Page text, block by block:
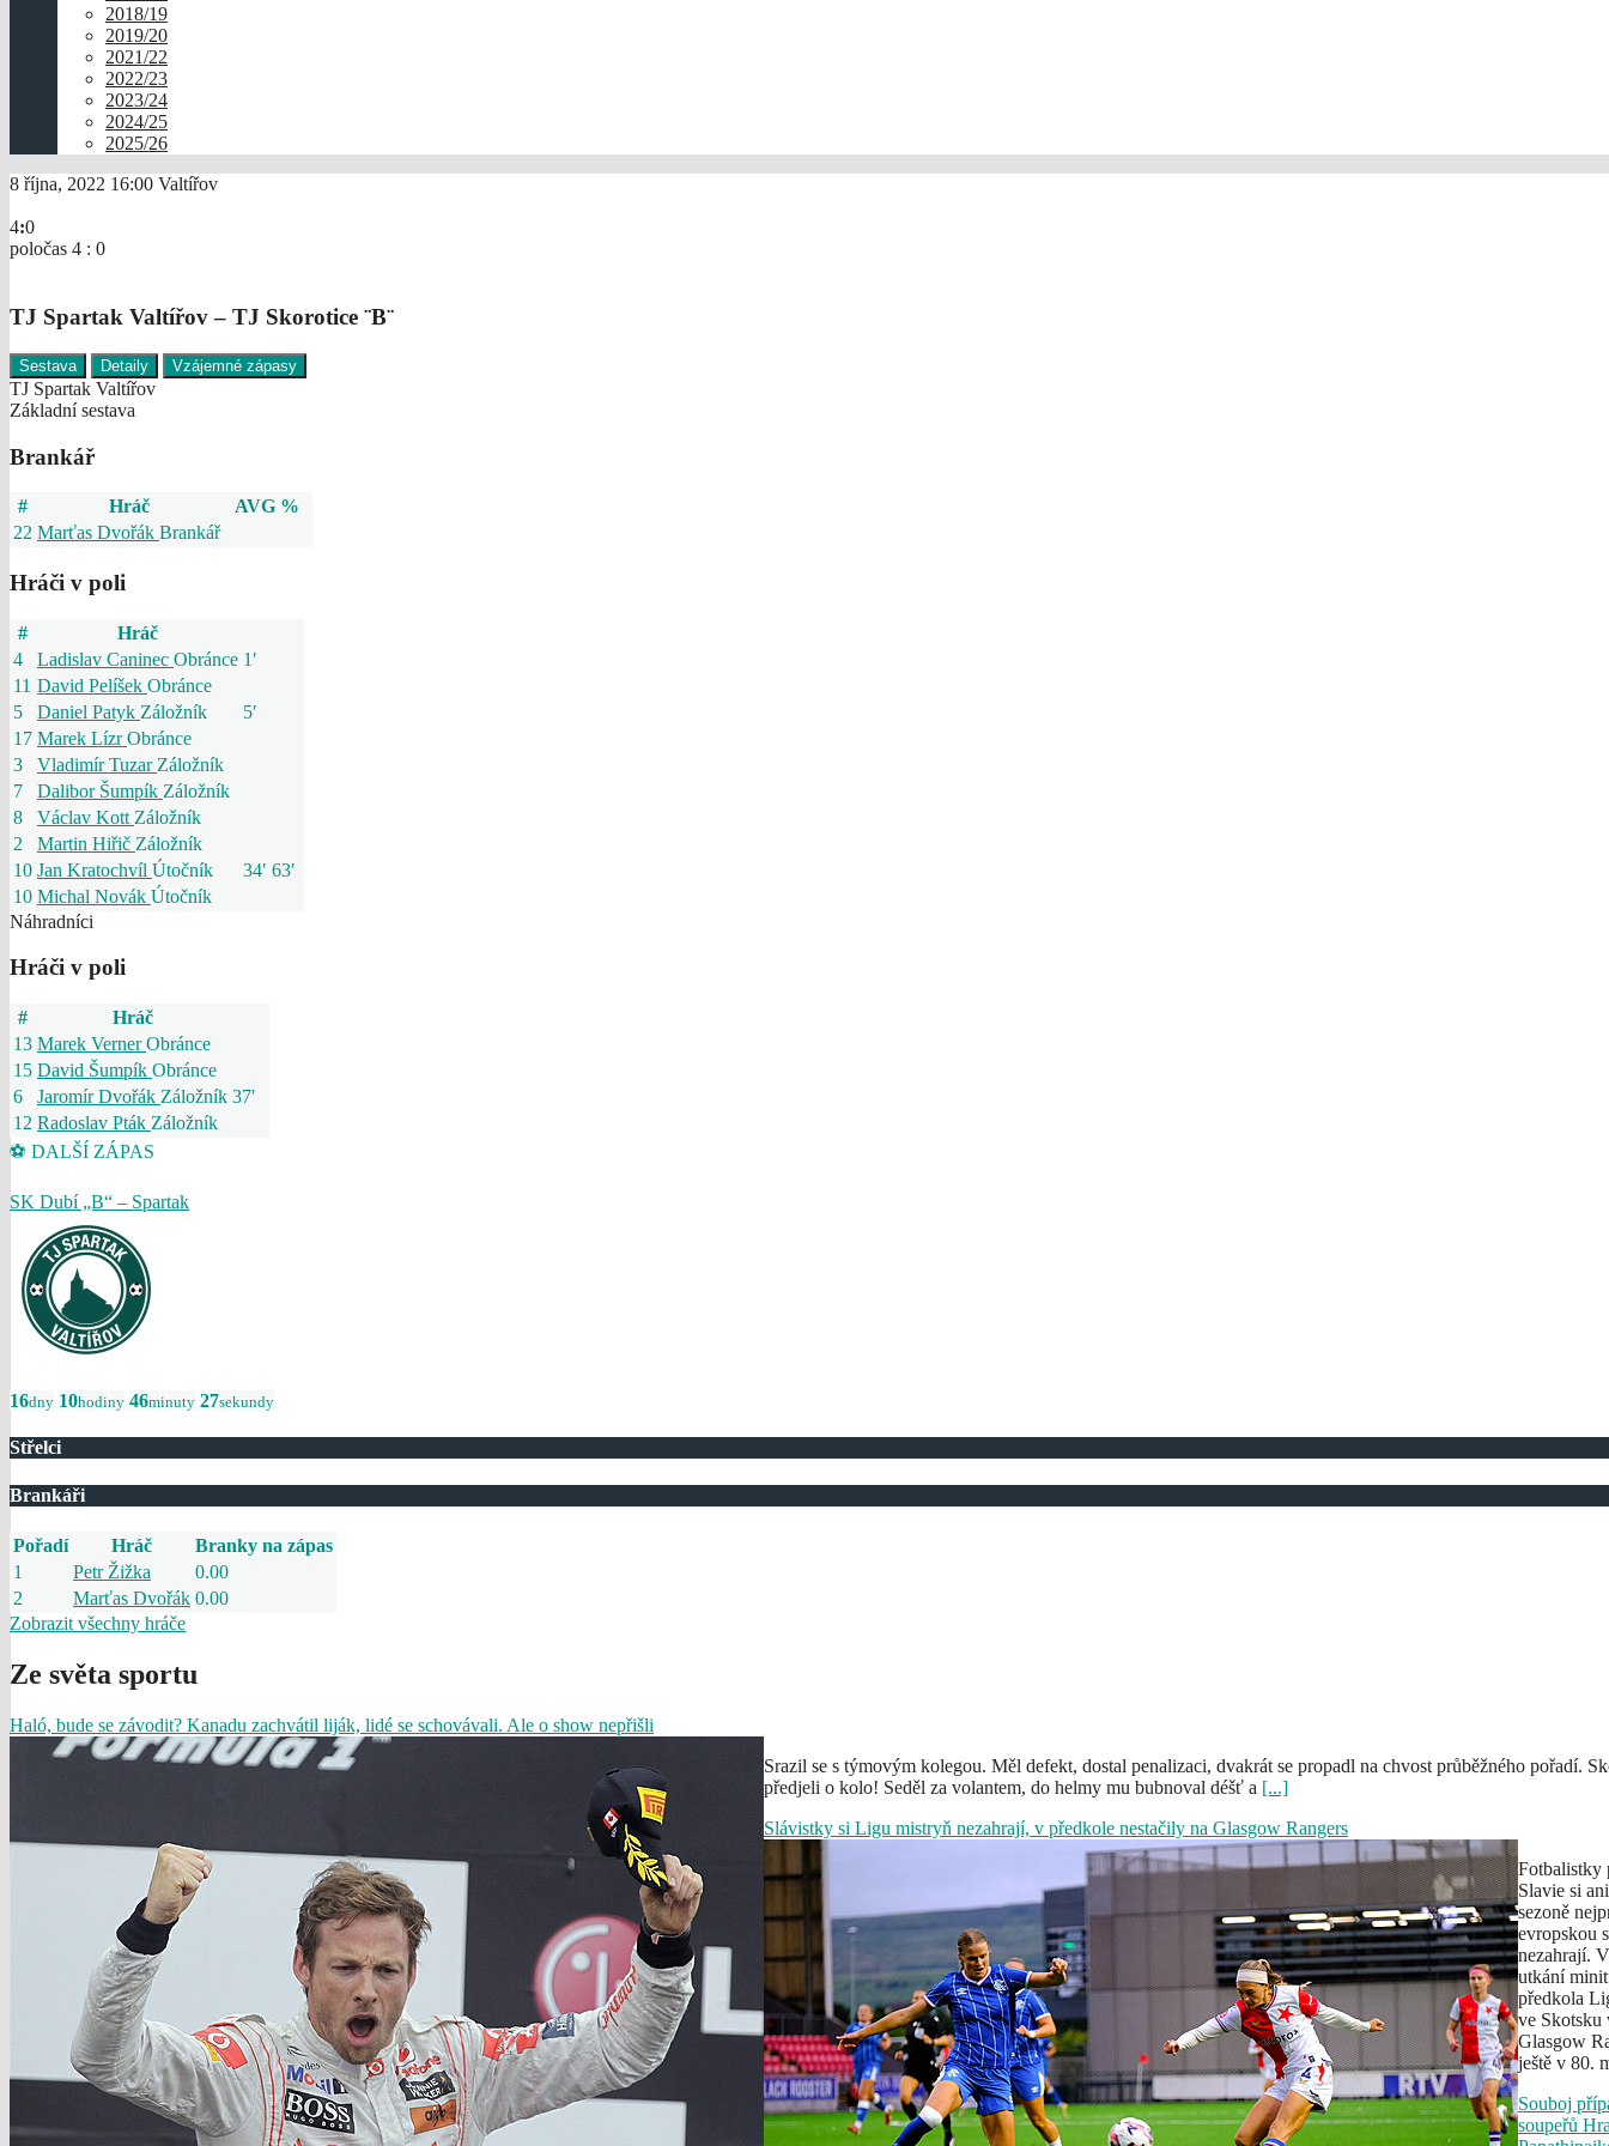
2018/19
2019/20
2021/22
2022/23
2023/24
2024/25
2025/26
8 října, 2022 16:00 Valtířov
4:0
poločas 4 : 0
TJ Spartak Valtířov – TJ Skorotice ¨B¨
Sestava Detaily Vzájemné zápasy
TJ Spartak Valtířov
Základní sestava
Brankář
# Hráč
AVG %
22 Marťas Dvořák Brankář
Hráči v poli
#
Hráč
4
Ladislav Caninec Obránce 1′
11 David Pelíšek Obránce
5
Daniel Patyk Záložník
5′
17 Marek LízrObránce
3
Vladimír Tuzar Záložník
7
Dalibor Šumpík Záložník
8
Václav Kott Záložník
2
Martin Hiřič Záložník
10 Jan Kratochvíl Útočník 34′ 63′
10 Michal Novák Útočník
Náhradníci
Hráči v poli
#
Hráč
13 Marek VernerObránce
15 David Šumpík Obránce
6
Jaromír Dvořák Záložník 37′
12 Radoslav Pták Záložník
⚽ DALŠÍ ZÁPAS
SK Dubí „B“ – Spartak
16dny 10hodiny 46minuty 27sekundy
Střelci
Brankáři
Pořadí Hráč
Branky na zápas
1
Petr Žižka
0.00
2
Marťas Dvořák 0.00
Zobrazit všechny hráče
Ze světa sportu
Haló, bude se závodit? Kanadu zachvátil liják, lidé se schovávali. Ale o show nepřišli
Srazil se s týmovým kolegou. Měl defekt, dostal penalizaci, dvakrát se propadl na chvost průběžného pořadí.
předjeli o kolo! Seděl za volantem, do helmy mu bubnoval déšť a [...]
Slávistky si Ligu mistryň nezahrají, v předkole nestačily na Glasgow Rangers
Fotbalistky
Slavie si
sezoně
evropskou
nezahrají.
utkání
předkola
ve Skotsku
Glasgow
ještě v 80.
Souboj
soupeřů